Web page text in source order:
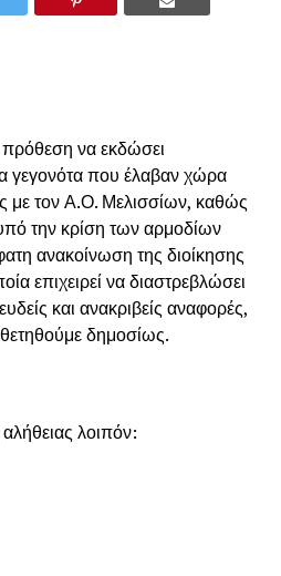
να εκδώσει
γεγονότα που έλαβαν χώρα
με τον Α.Ο. Μελισσίων, καθώς
την κρίση των αρμοδίων
ανακοίνωση της διοίκησης
επιχειρεί να διαστρεβλώσει
και ανακριβείς αναφορές,
δημοσίως.
λοιπόν: